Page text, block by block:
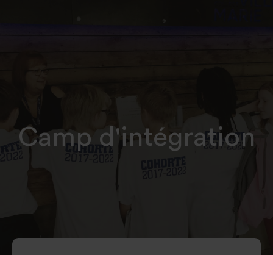
Camp d'intégration